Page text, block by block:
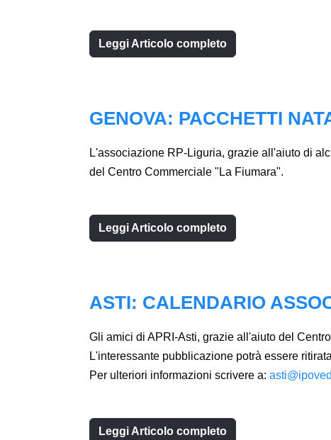
Leggi Articolo completo
GENOVA: PACCHETTI
L'associazione RP-Liguria, grazie all'aiuto di
del Centro Commerciale "La Fiumara".
Leggi Articolo completo
ASTI: CALENDARIO
Gli amici di APRI-Asti, grazie all'aiuto del
L'interessante pubblicazione potrà essere
Per ulteriori informazioni scrivere a:
Leggi Articolo completo